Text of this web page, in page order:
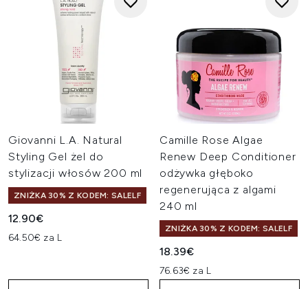
Giovanni L.A. Natural
Styling Gel żel do
stylizacji włosów 200 ml
ZNIŻKA 30% Z KODEM: SALELF
12.90€
64.50€ za L
Camille Rose Algae
Renew Deep Conditioner
odżywka głęboko
regenerująca z algami
240 ml
ZNIŻKA 30% Z KODEM: SALELF
18.39€
76.63€ za L